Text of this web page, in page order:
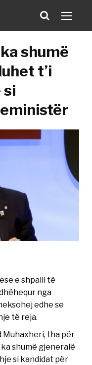
shumë
t’i
si
e shpalli të
nga
edhe se
të reja.
Muhaxheri, tha për
shumë gjeneralë
si kandidat për